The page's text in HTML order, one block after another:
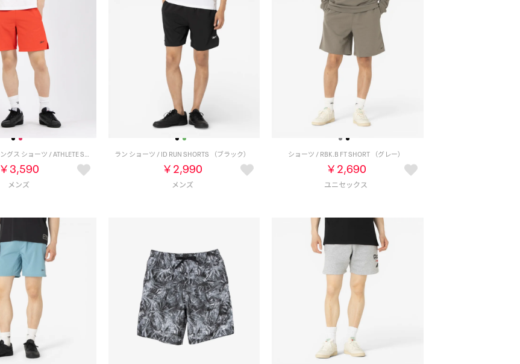
アスリート ストレングス ショーツ / ATHLETE STRENGTH SHORT （レッド）
￥3,590
ラン ショーツ / ID RUN SHORTS （ブラック）
￥2,990
ショーツ / RBK.B FT SHORT （グレー）
￥2,690